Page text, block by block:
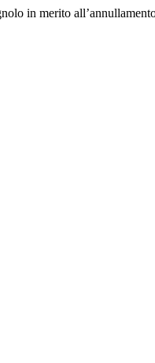
in merito